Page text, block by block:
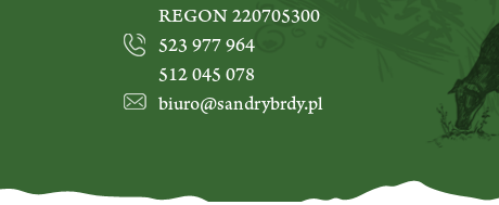
REGON 220705300
523 977 964
512 045 078
biuro@sandrybrdy.pl